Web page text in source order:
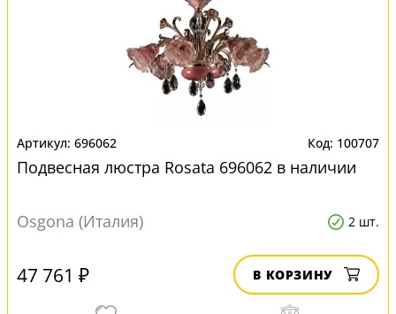
696062 100707
Подвесная люстра Rosata 696062 в наличии
Osgona (Италия) 2 шт.
47 761 ₽ В КОРЗИНУ